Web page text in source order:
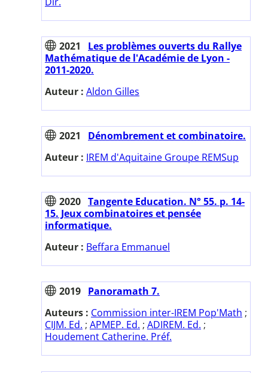
2021
Les problèmes ouverts du Rallye
Mathématique de l'Académie de Lyon -
2011-2020.
Auteur : Aldon Gilles
2021
Dénombrement et combinatoire.
Auteur : IREM d'Aquitaine Groupe REMSup
2020 Tangente Education. N° 55. p. 14-
15. Jeux combinatoires et pensée
informatique.
Auteur : Beffara Emmanuel
2019 Panoramath 7.
Auteurs : Commission inter-IREM Pop'Math ;
CIJM. Ed. ; APMEP. Ed. ; ADIREM. Ed. ;
Houdement Catherine. Préf.